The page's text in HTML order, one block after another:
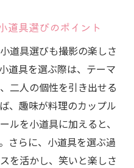
楽や小物の活用
す工夫
る撮影方法
の準備と心構え
での時間を楽しむ心
二人の自由なテーマを
道具選びのポイント
道具選びも撮影の楽しさ
道具を選ぶ際は、テーマ
二人の個性を引き出せる
、趣味が料理のカップル
ルを小道具に加えると、
さらに、小道具を選ぶ過
を活かし、笑いと楽しさ